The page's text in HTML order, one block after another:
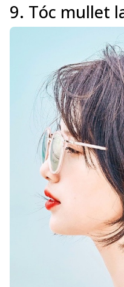
9. Tóc mullet